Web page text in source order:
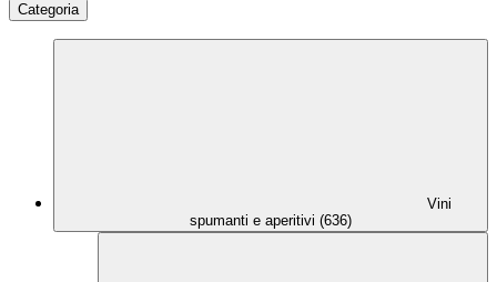
Categoria
Vini
spumanti e aperitivi (636)